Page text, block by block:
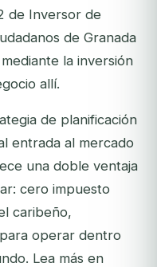
de Inversor de
de Granada
la inversión
allí.
de planificación
entrada al mercado
una doble ventaja
cero impuesto
caribeño,
operar dentro
Lea más en